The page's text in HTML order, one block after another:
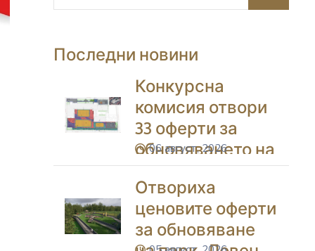
Последни новини
Конкурсна
комисия отвори
33 оферти за
обновяването на
дворовете на 11
училища в
Благоевград
icon
06 август, 2026
Отвориха
ценовите оферти
за обновяване